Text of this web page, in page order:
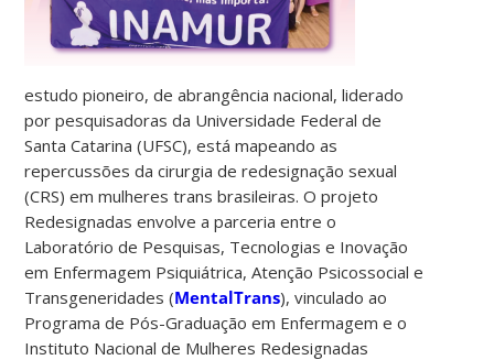
estudo pioneiro, de abrangência nacional, liderado
por pesquisadoras da Universidade Federal de
Santa Catarina (UFSC), está mapeando as
repercussões da cirurgia de redesignação sexual
(CRS) em mulheres trans brasileiras. O projeto
Redesignadas envolve a parceria entre o
Laboratório de Pesquisas, Tecnologias e Inovação
em Enfermagem Psiquiátrica, Atenção Psicossocial e
Transgeneridades (MentalTrans), vinculado ao
Programa de Pós-Graduação em Enfermagem e o
Instituto Nacional de Mulheres Redesignadas